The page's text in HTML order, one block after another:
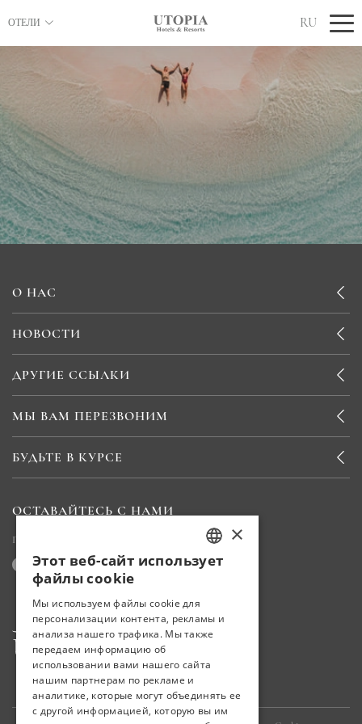
ОТЕЛИ RU
О НАС
НОВОСТИ
ДРУГИЕ ССЫЛКИ
МЫ ВАМ ПЕРЕЗВОНИМ
БУДЬТЕ В КУРСЕ
ОСТАВАЙТЕСЬ С НАМИ
Поделитесь с нами своим опытом
TURKISH
GERMAN
×
Этот веб-сайт использует
файлы cookie
Мы используем файлы cookie для
персонализации контента, рекламы и
анализа нашего трафика. Мы также
передаем информацию об
использовании вами нашего сайта
нашим партнерам по рекламе и
аналитике, которые могут объединять ее
с другой информацией, которую вы им